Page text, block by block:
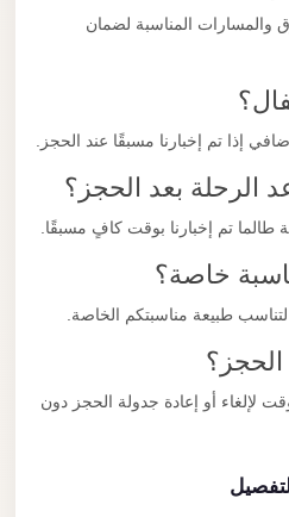
والمسارات المناسبة لضمان
إذا تم إخبارنا مسبقًا عند الحجز.
بعد الحجز؟
تم إخبارنا بوقت كافٍ مسبقًا.
خاصة؟
طبيعة مناسبتكم الخاصة.
أو إعادة جدولة الحجز دون